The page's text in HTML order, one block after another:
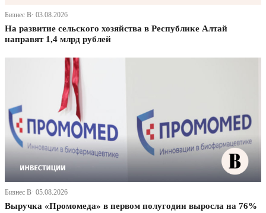
Бизнес В· 03.08.2026
На развитие сельского хозяйства в Республике Алтай
направят 1,4 млрд рублей
Бизнес В· 05.08.2026
Выручка «Промомеда» в первом полугодии выросла на 76%